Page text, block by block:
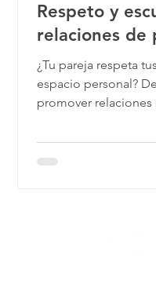
Respeto y
relaciones de
¿Tu pareja respeta
espacio personal?
promover relaciones